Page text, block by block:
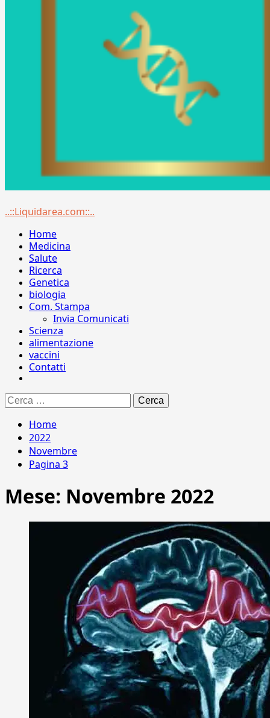
Menu
..::Liquidarea.com::..
Home
Medicina
Salute
Ricerca
Genetica
biologia
Com. Stampa
Invia Comunicati
Scienza
alimentazione
vaccini
Contatti
Ricerca
per:
Home
2022
Novembre
Pagina 3
Mese: Novembre 2022